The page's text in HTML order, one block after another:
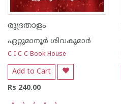
രുദ്രതാളം
ഏറ്റുമാനൂര്‍ ശിവകുമാര്‍
C I C C Book House
Add to Cart
Rs 240.00